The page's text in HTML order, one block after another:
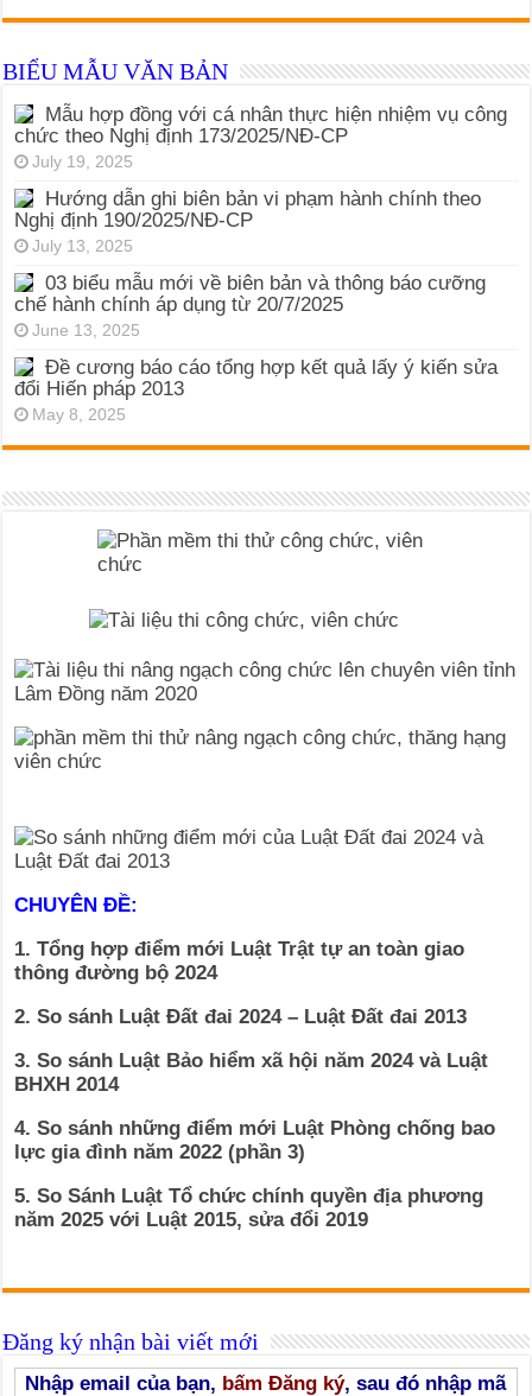
BIỂU MẪU VĂN BẢN
Mẫu hợp đồng với cá nhân thực hiện nhiệm vụ công
chức theo Nghị định 173/2025/NĐ-CP
July 19, 2025
Hướng dẫn ghi biên bản vi phạm hành chính theo
Nghị định 190/2025/NĐ-CP
July 13, 2025
03 biểu mẫu mới về biên bản và thông báo cưỡng
chế hành chính áp dụng từ 20/7/2025
June 13, 2025
Đề cương báo cáo tổng hợp kết quả lấy ý kiến sửa
đổi Hiến pháp 2013
May 8, 2025
CHUYÊN ĐỀ:
1. Tổng hợp điểm mới Luật Trật tự an toàn giao
thông đường bộ 2024
2. So sánh Luật Đất đai 2024 – Luật Đất đai 2013
3. So sánh Luật Bảo hiểm xã hội năm 2024 và Luật
BHXH 2014
4. So sánh những điểm mới Luật Phòng chống bao
lực gia đình năm 2022 (phần 3)
5. So Sánh Luật Tổ chức chính quyền địa phương
năm 2025 với Luật 2015, sửa đổi 2019
Đăng ký nhận bài viết mới
Nhập email của bạn, bấm Đăng ký, sau đó nhập mã